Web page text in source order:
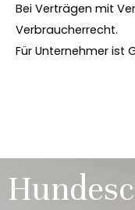
Bei Verträgen mit
Verbraucherrecht.
Für Unternehmer ist